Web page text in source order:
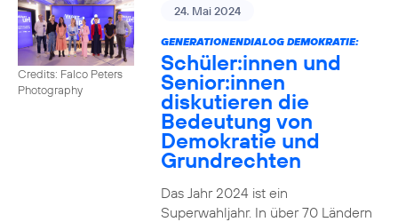
Credits: Falco Peters
Photography
24. Mai 2024
GENERATIONENDIALOG DEMOKRATIE:
Schüler:innen und
Senior:innen
diskutieren die
Bedeutung von
Demokratie und
Grundrechten
Das Jahr 2024 ist ein
Superwahljahr. In über 70 Ländern